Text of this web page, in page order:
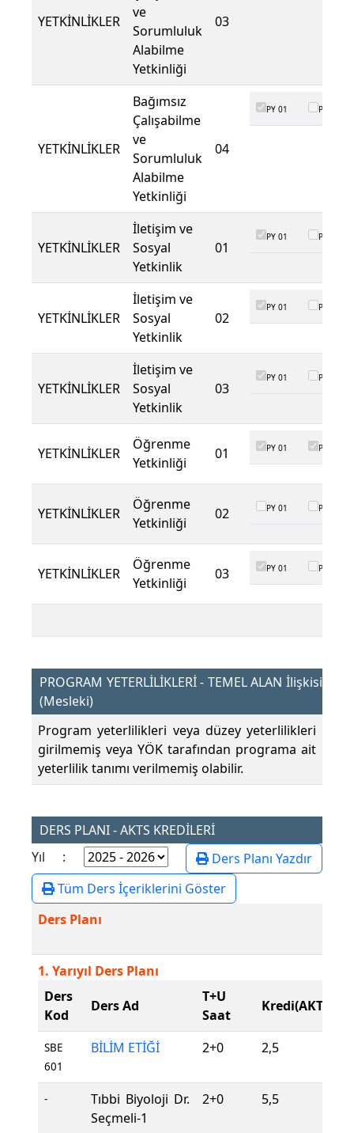
YETKİNLİKLER
ve
Sorumluluk
Alabilme
Yetkinliği
03
YETKİNLİKLER
Bağımsız
Çalışabilme
ve
Sorumluluk
Alabilme
Yetkinliği
04
PY 01 PY 02
YETKİNLİKLER
İletişim ve
Sosyal
Yetkinlik
01
PY 01 PY 02
YETKİNLİKLER
İletişim ve
Sosyal
Yetkinlik
02
PY 01 PY 02
YETKİNLİKLER
İletişim ve
Sosyal
Yetkinlik
03
PY 01 PY 02
YETKİNLİKLER
Öğrenme
Yetkinliği
01 PY 01 PY 02
YETKİNLİKLER
Öğrenme
Yetkinliği
02 PY 01 PY 02
YETKİNLİKLER
Öğrenme
Yetkinliği
03 PY 01 PY 02
PROGRAM YETERLİLİKLERİ - TEMEL ALAN İlişkisi
(Mesleki)
Program yeterlilikleri veya düzey yeterlilikleri
girilmemiş veya YÖK tarafından programa ait
yeterlilik tanımı verilmemiş olabilir.
DERS PLANI - AKTS KREDİLERİ
Yıl :
Ders Planı Yazdır
Tüm Ders İçeriklerini Göster
Ders Planı
1. Yarıyıl Ders Planı
Ders
Kod
Ders Ad
T+U
Saat
Kredi(AKTS)
SBE
601
BİLİM ETİĞİ 2+0 2,5
-
Tıbbi Biyoloji Dr.
Seçmeli-1
2+0 5,5